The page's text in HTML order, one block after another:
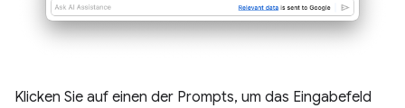
Klicken Sie auf einen der Prompts, um das Eingabefeld